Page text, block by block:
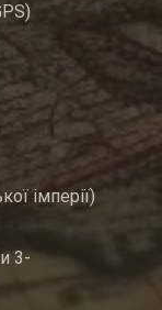
імперії)
3-